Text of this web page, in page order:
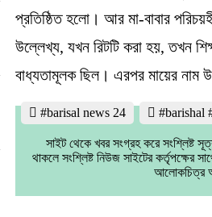
প্রতিষ্ঠিত হলো। আর মা-বাবার
উল্লেখ্য, যখন রিটটি করা হয়, তখন
বাধ্যতামূলক ছিল। এরপর মায়ের নাম
#barisal news 24
#barishal
সাইট থেকে খবর সংগ্রহ করে সংশ্লিষ্ট
থাকলে সংশ্লিষ্ট নিউজ সাইটের কর্তৃপক্ষের
আলোকচিত্র